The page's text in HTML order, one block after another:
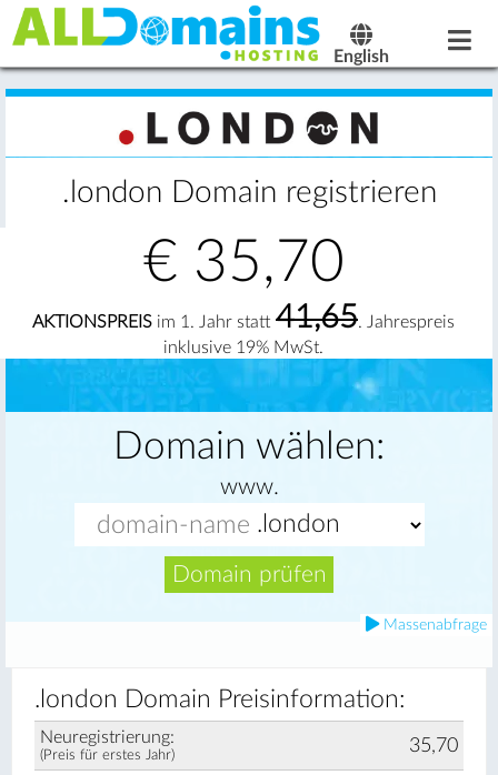
English
.london Domain registrieren
€ 35,70
AKTIONSPREIS im 1. Jahr statt 41,65. Jahrespreis
inklusive 19% MwSt.
Domain wählen:
www.
Domain prüfen
Massenabfrage
.london Domain Preisinformation:
Neuregistrierung:
(Preis für erstes Jahr) 35,70